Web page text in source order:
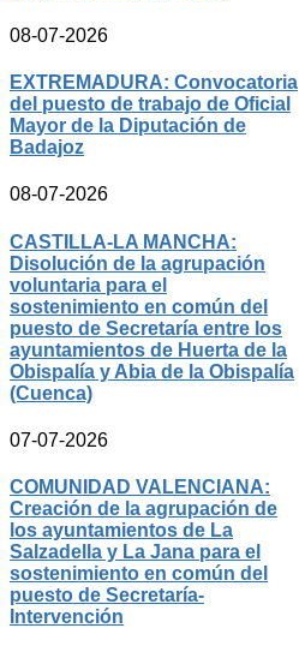
08-07-2026
EXTREMADURA: Convocatoria
del puesto de trabajo de Oficial
Mayor de la Diputación de
Badajoz
08-07-2026
CASTILLA-LA MANCHA:
Disolución de la agrupación
voluntaria para el
sostenimiento en común del
puesto de Secretaría entre los
ayuntamientos de Huerta de la
Obispalía y Abia de la Obispalía
(Cuenca)
07-07-2026
COMUNIDAD VALENCIANA:
Creación de la agrupación de
los ayuntamientos de La
Salzadella y La Jana para el
sostenimiento en común del
puesto de Secretaría-
Intervención